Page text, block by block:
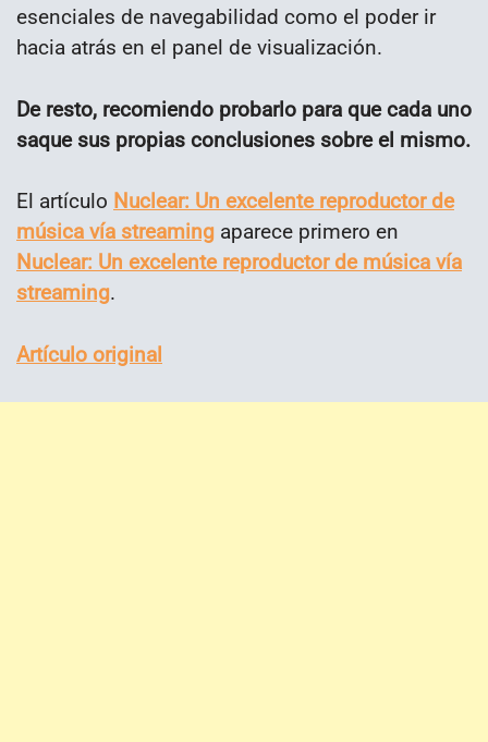
esenciales de navegabilidad como el poder ir
hacia atrás en el panel de visualización.
De resto, recomiendo probarlo para que cada uno
saque sus propias conclusiones sobre el mismo.
El artículo Nuclear: Un excelente reproductor de
música vía streaming aparece primero en
Nuclear: Un excelente reproductor de música vía
streaming.
Artículo original